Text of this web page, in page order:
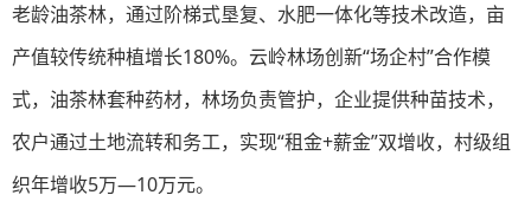
老龄油茶林，通过阶梯式垦复、水肥一体化等技术改造，亩
产值较传统种植增长180%。云岭林场创新“场企村”合作模
式，油茶林套种药材，林场负责管护，企业提供种苗技术，
农户通过土地流转和务工，实现“租金+薪金”双增收，村级组
织年增收5万—10万元。